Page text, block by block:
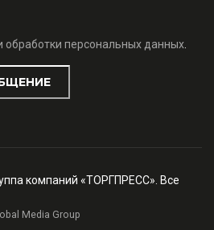
обработки персональных данных
компаний «ТОРГПРЕСС». Все
Media Group